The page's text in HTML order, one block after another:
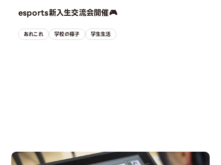
esports新入生交流会開催🎮
あれこれ 学校の様子 学生生活